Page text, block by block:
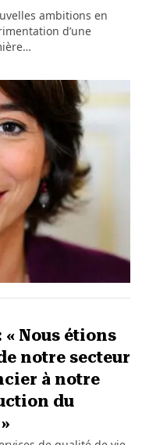
ambitions en
d’une
« Nous étions
notre secteur
à notre
du